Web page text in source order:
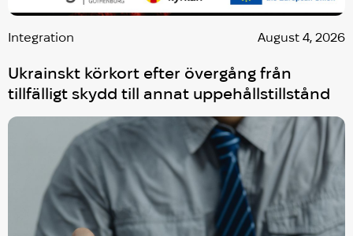
Integration August 4, 2026
Ukrainskt körkort efter övergång från
tillfälligt skydd till annat uppehållstillstånd